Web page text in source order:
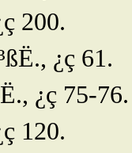
200.
¿ç 61.
¿ç 75-76.
120.